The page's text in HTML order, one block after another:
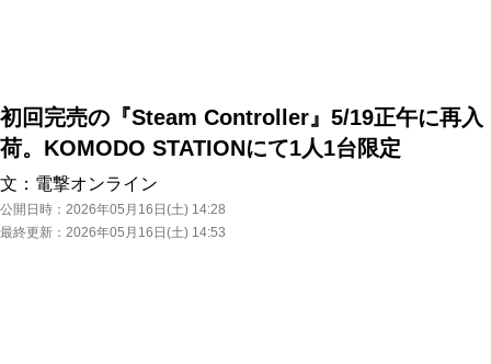
初回完売の『Steam Controller』5/19正午に再入
荷。KOMODO STATIONにて1人1台限定
文： 電撃オンライン
公開日時： 2026年05月16日(土) 14:28
最終更新： 2026年05月16日(土) 14:53